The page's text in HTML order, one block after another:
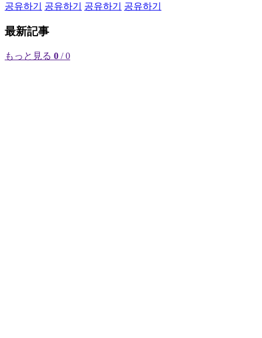
공유하기
공유하기 공유하기 공유하기
最新記事
もっと見る 0 / 0